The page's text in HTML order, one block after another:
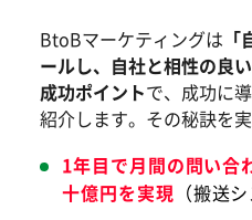
BtoBマーケティングは
ールし、自社と相性の良
成功ポイントで、成功に
紹介します。その秘訣を実
1年目で月間の問い合
十億円を実現 （搬送